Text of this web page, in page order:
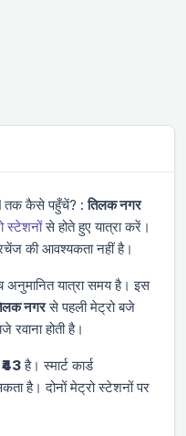
तक कैसे पहुँचें? :तिलक नगर
स्टेशनोंसे होते हुए यात्रा करें।
की आवश्यकता नहीं है।
अनुमानित यात्रा समयहै। इस
नगरसे पहली मेट्रोबजे
रवाना होती है।
₹43है। स्मार्ट कार्ड
है। दोनों मेट्रो स्टेशनों पर